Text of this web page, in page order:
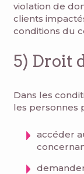
violation de
clients
conditions du
5) Droit
Dans les
les personnes
accéder